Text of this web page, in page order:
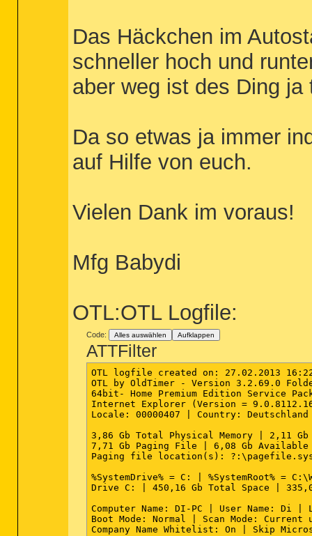
Das Häckchen im
schneller hoch und
aber weg ist des Ding ja
Da so etwas ja immer
auf Hilfe von euch.
Vielen Dank im voraus!
Mfg Babydi
OTL:OTL Logfile:
Code: Alles auswählen Aufklappen
ATTFilter
OTL logfile created on: 27.02.2013
OTL by OldTimer - Version 3.2.69.0
64bit- Home Premium Edition Service
Internet Explorer (Version =
Locale: 00000407 | Country:
3,86 Gb Total Physical Memory | 2,11
7,71 Gb Paging File | 6,08 Gb
Paging file location(s):
%SystemDrive% = C: | %SystemRoot% =
Drive C: | 450,16 Gb Total Space |
Computer Name: DI-PC | User Name: Di
Boot Mode: Normal | Scan Mode:
Company Name Whitelist: On | Skip